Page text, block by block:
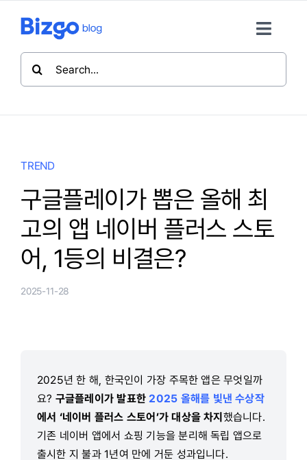
뛰
Toggle
비즈고 홈
TREND
구글플레이가 뽑은 올해 최
고의 앱 네이버 플러스 스토
어, 1등의 비결은?
2025-11-28
2025년 한 해, 한국인이 가장 주목한 앱은 무엇일까
요? 구글플레이가 발표한2025 올해를 빛낸 수상작
에서 ‘네이버 플러스 스토어’가 대상을 차지했습니다.
기존 네이버 앱에서 쇼핑 기능을 분리해 독립 앱으로
출시한 지 불과 1년여 만에 거둔 성과입니다.